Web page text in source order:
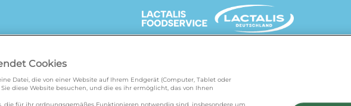
UNSERE MARKENSEITEN
leerdammer.de/president.de/salakis.de/ frankenland.com/
Cookies
Datei, die von einer Website auf Ihrem Endgerät (Computer, Tablet oder
diese Website besuchen, und die es ihr ermöglicht, das von Ihnen
die für ihr ordnungsgemäßes Funktionieren notwendig sind, insbesondere um